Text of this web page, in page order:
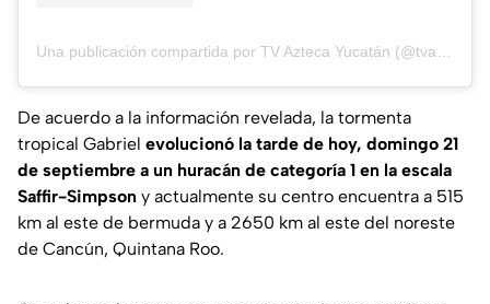
Una publicación compartida por TV Azteca Yucatán (@tvaztecayucatan)
De acuerdo a la información revelada, la tormenta
tropical Gabriel evolucionó la tarde de hoy, domingo 21
de septiembre a un huracán de categoría 1 en la escala
Saffir-Simpson y actualmente su centro encuentra a 515
km al este de bermuda y a 2650 km al este del noreste
de Cancún, Quintana Roo.